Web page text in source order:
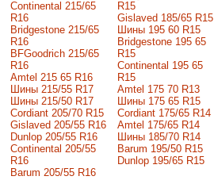
Continental 215/65
R16
Bridgestone 215/65
R16
BFGoodrich 215/65
R16
Amtel 215 65 R16
Шины 215/55 R17
Шины 215/50 R17
Сordiant 205/70 R15
Gislaved 205/55 R16
Dunlop 205/55 R16
Continental 205/55
R16
Barum 205/55 R16
R15
Gislaved 185/65 R15
Шины 195 60 R15
Bridgestone 195 65
R15
Continental 195 65
R15
Amtel 175 70 R13
Шины 175 65 R15
Cordiant 175/65 R14
Amtel 175/65 R14
Шины 185/70 R14
Barum 195/50 R15
Dunlop 195/65 R15